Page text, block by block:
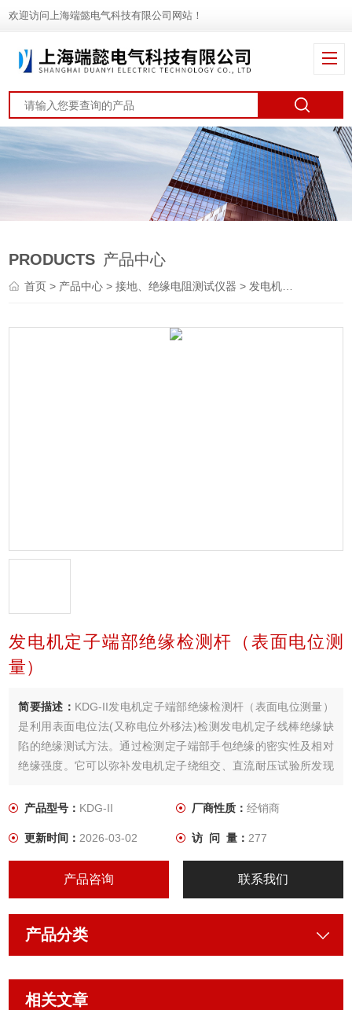
欢迎访问上海端懿电气科技有限公司网站！
PRODUCTS 产品中心
首页> 产品中心 >接地、绝缘电阻测试仪器 >发电机表面电位测试仪
发电机定子端部绝缘检测杆（表面电位测
量）
简要描述： KDG-II发电机定子端部绝缘检测杆（表面电位测量）
是利用表面电位法(又称电位外移法)检测发电机定子线棒绝缘缺
陷的绝缘测试方法。通过检测定子端部手包绝缘的密实性及相对
绝缘强度。它可以弥补发电机定子绕组交、直流耐压试验所发现
产品型号： KDG-II 厂商性质： 经销商
更新时间：2026-03-02 访 问 量： 277
产品咨询 联系我们
产品分类
相关文章